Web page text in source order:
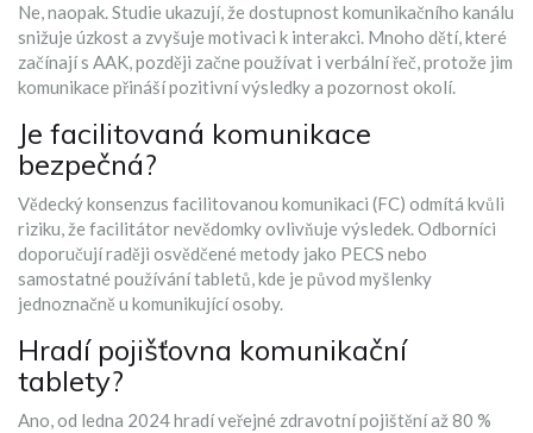
Ne, naopak. Studie ukazují, že dostupnost komunikačního kanálu
snižuje úzkost a zvyšuje motivaci k interakci. Mnoho dětí, které
začínají s AAK, později začne používat i verbální řeč, protože jim
komunikace přináší pozitivní výsledky a pozornost okolí.
Je facilitovaná komunikace
bezpečná?
Vědecký konsenzus facilitovanou komunikaci (FC) odmítá kvůli
riziku, že facilitátor nevědomky ovlivňuje výsledek. Odborníci
doporučují raději osvědčené metody jako PECS nebo
samostatné používání tabletů, kde je původ myšlenky
jednoznačně u komunikující osoby.
Hradí pojišťovna komunikační
tablety?
Ano, od ledna 2024 hradí veřejné zdravotní pojištění až 80 %